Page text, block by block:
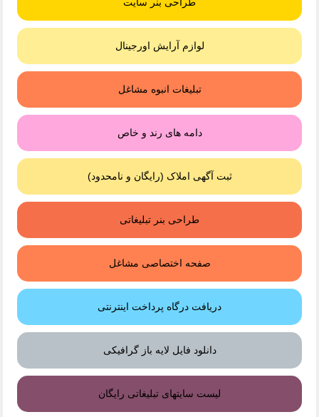
لوازم آرایش اورجینال
تبلیغات انبوه مشاغل
دامه های رند و خاص
ثبت آگهی املاک (رایگان و نامحدود)
طراحی بنر تبلیغاتی
صفحه اختصاصی مشاغل
دریافت درگاه پرداخت اینترنتی
دانلود فایل لایه باز گرافیکی
لیست سایتهای تبلیغاتی رایگان